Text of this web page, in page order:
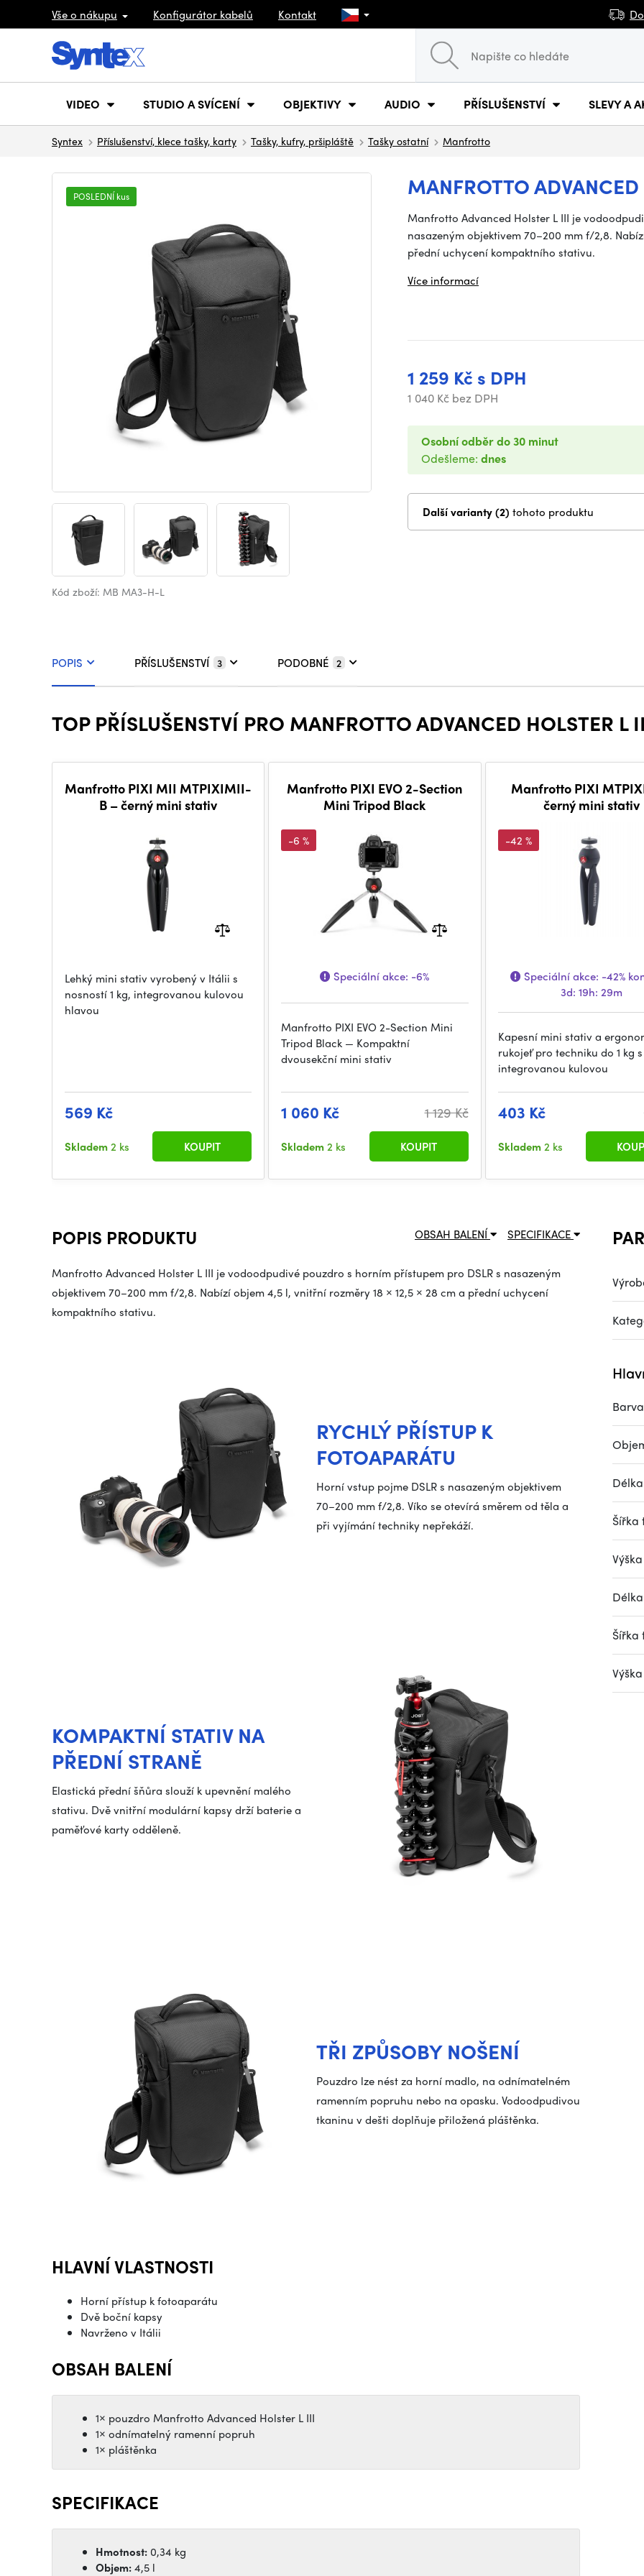
Vše o nákupu Konfigurátor kabelů Kontakt
VIDEO STUDIO A SVÍCENÍ OBJEKTIVY AUDIO PŘÍSLUŠENSTVÍ SLEVY A
Syntex Příslušenství, klece tašky, karty Tašky, kufry, pršipláště Tašky ostatní Manfrotto
MANFROTTO
POSLEDNÍ kus
Kód zboží: MB MA3-H-L
Manfrotto Advanced Holster L III je
nasazeným objektivem 70–200 mm f/2,8.
přední uchycení kompaktního stativu.
Více informací
1 259 Kč s DPH
1 040 Kč bez DPH
Osobní odběr do 30 minut
Odešleme: dnes
Další varianty (2) tohoto produktu
POPIS PŘÍSLUŠENSTVÍ 3 PODOBNÉ 2
TOP PŘÍSLUŠENSTVÍ PRO MANFROTTO ADVANCED HOLSTER L
Manfrotto PIXI MII MTPIXIMII-
B – černý mini stativ
Lehký mini stativ vyrobený v Itálii s
nosností 1 kg, integrovanou kulovou
hlavou
569 Kč
Skladem2 ks KOUPIT
Manfrotto PIXI EVO 2-Section
Mini Tripod Black
-6 %
Speciální akce: -6%
Manfrotto PIXI EVO 2-Section Mini
Tripod Black — Kompaktní
dvousekční mini stativ
1 060 Kč 1 129 Kč
Skladem2 ks KOUPIT
Manfrotto PIXI
černý mini stativ
-42 %
Speciální akce: -42%
3d: 19h: 29m
Kapesní mini stativ a
rukojeť pro techniku do 1 kg s
integrovanou kulovou
403 Kč
Skladem2 ks
SPECIFIKACE
OBSAH BALENÍ
POPIS PRODUKTU
Manfrotto Advanced Holster L III je vodoodpudivé pouzdro s horním přístupem pro DSLR s nasazeným
objektivem 70–200 mm f/2,8. Nabízí objem 4,5 l, vnitřní rozměry 18 × 12,5 × 28 cm a přední uchycení
kompaktního stativu.
RYCHLÝ PŘÍSTUP K
FOTOAPARÁTU
Horní vstup pojme DSLR s nasazeným objektivem
70–200 mm f/2,8. Víko se otevírá směrem od těla a
při vyjímání techniky nepřekáží.
KOMPAKTNÍ STATIV NA
PŘEDNÍ STRANĚ
Elastická přední šňůra slouží k upevnění malého
stativu. Dvě vnitřní modulární kapsy drží baterie a
paměťové karty odděleně.
TŘI ZPŮSOBY NOŠENÍ
Pouzdro lze nést za horní madlo, na odnímatelném
ramenním popruhu nebo na opasku. Vodoodpudivou
tkaninu v dešti doplňuje přiložená pláštěnka.
HLAVNÍ VLASTNOSTI
Horní přístup k fotoaparátu
Dvě boční kapsy
Navrženo v Itálii
OBSAH BALENÍ
1× pouzdro Manfrotto Advanced Holster L III
1× odnímatelný ramenní popruh
1× pláštěnka
SPECIFIKACE
Hmotnost: 0,34 kg
Objem:4,5 l
Barva
Šířka
Šířka